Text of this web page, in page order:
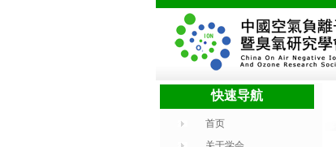
快速导航
首页